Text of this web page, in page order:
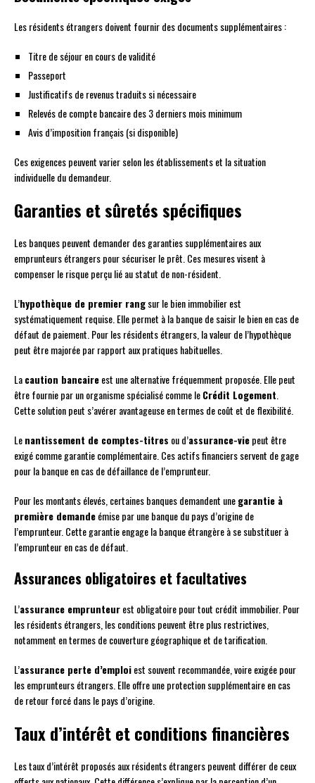
Les résidents étrangers doivent fournir des documents supplémentaires :
Titre de séjour en cours de validité
Passeport
Justificatifs de revenus traduits si nécessaire
Relevés de compte bancaire des 3 derniers mois minimum
Avis d’imposition français (si disponible)
Ces exigences peuvent varier selon les établissements et la situation
individuelle du demandeur.
Garanties et sûretés spécifiques
Les banques peuvent demander des garanties supplémentaires aux
emprunteurs étrangers pour sécuriser le prêt. Ces mesures visent à
compenser le risque perçu lié au statut de non-résident.
L’hypothèque de premier rangsur le bien immobilier est
systématiquement requise. Elle permet à la banque de saisir le bien en cas de
défaut de paiement. Pour les résidents étrangers, la valeur de l’hypothèque
peut être majorée par rapport aux pratiques habituelles.
Lacaution bancaireest une alternative fréquemment proposée. Elle peut
être fournie par un organisme spécialisé comme leCrédit Logement
Cette solution peut s’avérer avantageuse en termes de coût et de flexibilité.
Lenantissement de comptes-titres ou d’assurance-viepeut être
exigé comme garantie complémentaire. Ces actifs financiers servent de gage
pour la banque en cas de défaillance de l’emprunteur.
Pour les montants élevés, certaines banques demandent unegarantie à
première demandeémise par une banque du pays d’origine de
l’emprunteur. Cette garantie engage la banque étrangère à se substituer à
l’emprunteur en cas de défaut.
Assurances obligatoires et facultatives
L’assurance emprunteurest obligatoire pour tout crédit immobilier. Pour
les résidents étrangers, les conditions peuvent être plus restrictives,
notamment en termes de couverture géographique et de tarification.
L’assurance perte d’emploiest souvent recommandée, voire exigée pour
les emprunteurs étrangers. Elle offre une protection supplémentaire en cas
de retour forcé dans le pays d’origine.
Taux d’intérêt et conditions financières
Les taux d’intérêt proposés aux résidents étrangers peuvent différer de ceux